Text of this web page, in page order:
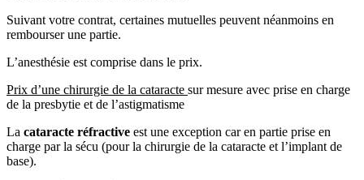
Suivant votre contrat, certaines mutuelles peuvent néanmoins en
rembourser une partie.
L’anesthésie est comprise dans le prix.
Prix d’une chirurgie de la cataracte sur mesure avec prise en charge
de la presbytie et de l’astigmatisme
La cataracte réfractive est une exception car en partie prise en
charge par la sécu (pour la chirurgie de la cataracte et l’implant de
base).